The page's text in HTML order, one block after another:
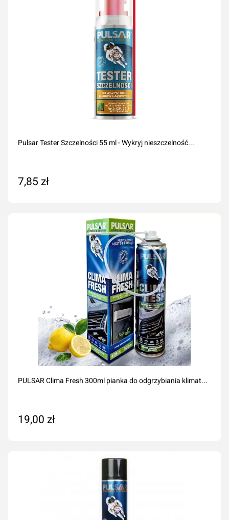
Pulsar Tester Szczelności 55 ml - Wykryj nieszczelność...
7,85 zł
PULSAR Clima Fresh 300ml pianka do odgrzybiania klimat...
19,00 zł